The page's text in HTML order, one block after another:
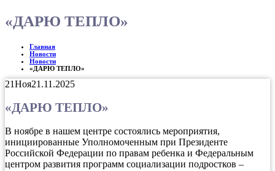
«ДАРЮ ТЕПЛО»
Главная
Новости
Новости
«ДАРЮ ТЕПЛО»
21Ноя21.11.2025
«ДАРЮ ТЕПЛО»
В ноябре в нашем центре состоялись мероприятия,
инициированные Уполномоченным при Президенте
Российской Федерации по правам ребенка и Федеральным
центром развития программ социализации подростков –